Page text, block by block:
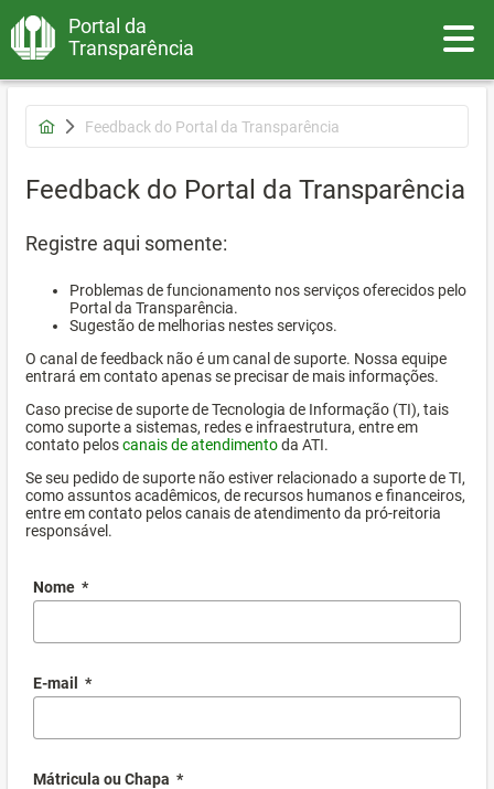
Portal da
Transparência
Feedback do Portal da Transparência
Feedback do Portal da Transparência
Registre aqui somente:
Problemas de funcionamento nos serviços oferecidos pelo
Portal da Transparência.
Sugestão de melhorias nestes serviços.
O canal de feedback não é um canal de suporte. Nossa equipe
entrará em contato apenas se precisar de mais informações.
Caso precise de suporte de Tecnologia de Informação (TI), tais
como suporte a sistemas, redes e infraestrutura, entre em
contato peloscanais de atendimentoda ATI.
Se seu pedido de suporte não estiver relacionado a suporte de TI,
como assuntos acadêmicos, de recursos humanos e financeiros,
entre em contato pelos canais de atendimento da pró-reitoria
responsável.
Nome *
E-mail *
Mátricula ou Chapa *